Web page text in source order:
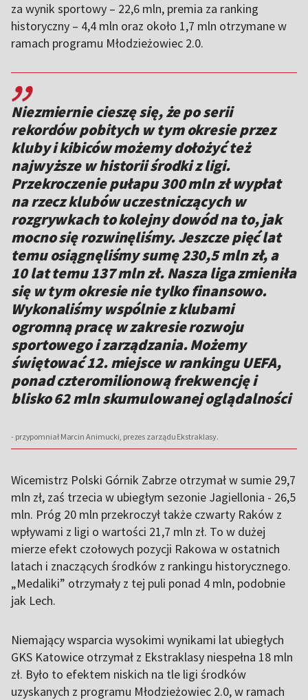
za wynik sportowy – 22,6 mln, premia za ranking
historyczny – 4,4 mln oraz około 1,7 mln otrzymane w
ramach programu Młodzieżowiec 2.0.
,,
Niezmiernie cieszę się, że po serii
rekordów pobitych w tym okresie przez
kluby i kibiców możemy dołożyć też
najwyższe w historii środki z ligi.
Przekroczenie pułapu 300 mln zł wypłat
na rzecz klubów uczestniczących w
rozgrywkach to kolejny dowód na to, jak
mocno się rozwinęliśmy. Jeszcze pięć lat
temu osiągnęliśmy sumę 230,5 mln zł, a
10 lat temu 137 mln zł. Nasza liga zmieniła
się w tym okresie nie tylko finansowo.
Wykonaliśmy wspólnie z klubami
ogromną pracę w zakresie rozwoju
sportowego i zarządzania. Możemy
świętować 12. miejsce w rankingu UEFA,
ponad czteromilionową frekwencję i
blisko 62 mln skumulowanej oglądalności
- przypomniał Marcin Animucki, prezes zarządu Ekstraklasy.
Wicemistrz Polski Górnik Zabrze otrzymał w sumie 29,7
mln zł, zaś trzecia w ubiegłym sezonie Jagiellonia - 26,5
mln. Próg 20 mln przekroczył także czwarty Raków z
wpływami z ligi o wartości 21,7 mln zł. To w dużej
mierze efekt czołowych pozycji Rakowa w ostatnich
latach i znaczących środków z rankingu historycznego.
„Medaliki” otrzymały z tej puli ponad 4 mln, podobnie
jak Lech.
Niemający wsparcia wysokimi wynikami lat ubiegłych
GKS Katowice otrzymał z Ekstraklasy niespełna 18 mln
zł. Było to efektem niskich na tle ligi środków
uzyskanych z programu Młodzieżowiec 2.0, w ramach